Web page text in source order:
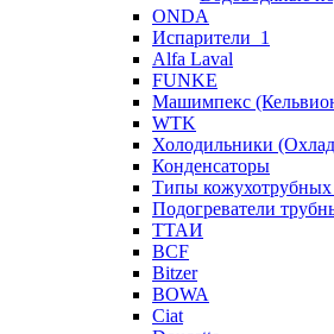
ONDA
Испарители_1
Alfa Laval
FUNKE
Машимпекс
WTK
Холодильники
Конденсаторы
Типы кожухотрубных
Подогреватели
ТТАИ
BCF
Bitzer
BOWA
Ciat